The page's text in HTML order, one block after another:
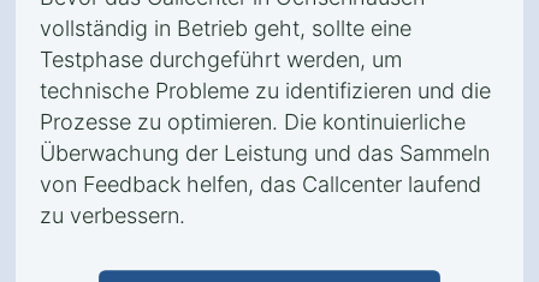
vollständig in Betrieb geht, sollte eine
Testphase durchgeführt werden, um
technische Probleme zu identifizieren und die
Prozesse zu optimieren. Die kontinuierliche
Überwachung der Leistung und das Sammeln
von Feedback helfen, das Callcenter laufend
zu verbessern.